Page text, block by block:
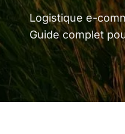
Logistique e-
Guide complet